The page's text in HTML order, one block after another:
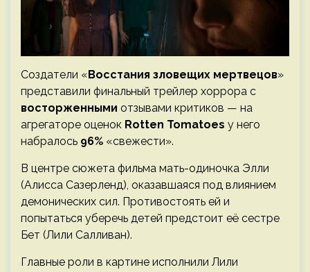
Создатели «Восстания зловещих мертвецов»
представили финальный трейлер хоррора с
восторженными отзывами критиков — на
агрегаторе оценок Rotten Tomatoes у него
набралось 96% «свежести».
В центре сюжета фильма мать-одиночка Элли
(Алисса Сазерленд), оказавшаяся под влиянием
демонических сил. Противостоять ей и
попытаться уберечь детей предстоит её сестре
Бет (Лили Салливан).
Главные роли в картине исполнили Лили